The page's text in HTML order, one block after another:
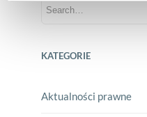
KATEGORIE
Aktualności prawne